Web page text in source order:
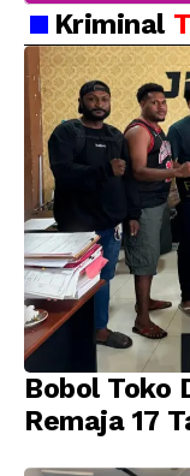
Kriminal
Bobol Toko
Remaja 17